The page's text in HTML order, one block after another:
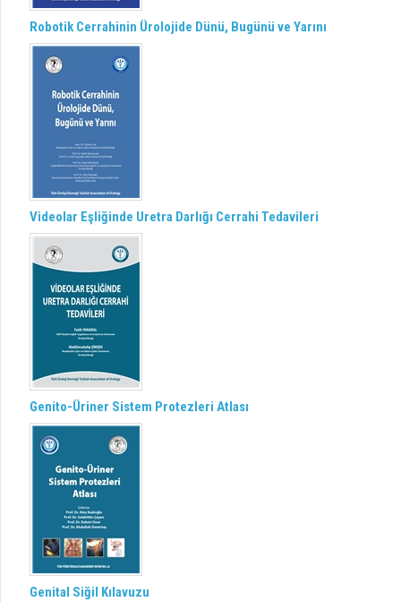
Robotik Cerrahinin Ürolojide Dünü, Bugünü ve Yarını
Videolar Eşliğinde Uretra Darlığı Cerrahi Tedavileri
Genito-Üriner Sistem Protezleri Atlası
Genital Siğil Kılavuzu